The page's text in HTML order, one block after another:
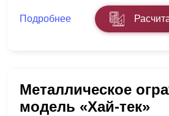
Подробнее
Металлическое
модель «Хай-тек»